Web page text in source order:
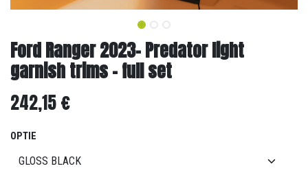
Ford Ranger 2023- Predator light
garnish trims - full set
242,15€
OPTIE